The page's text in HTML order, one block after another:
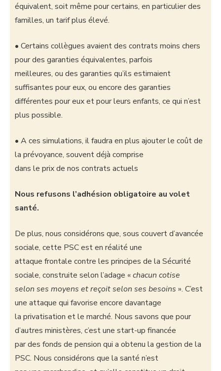
équivalent, soit même pour certains, en particulier des
familles, un tarif plus élevé.
• Certains collègues avaient des contrats moins chers
pour des garanties équivalentes, parfois
meilleures, ou des garanties qu’ils estimaient
suffisantes pour eux, ou encore des garanties
différentes pour eux et pour leurs enfants, ce qui n’est
plus possible.
• A ces simulations, il faudra en plus ajouter le coût de
la prévoyance, souvent déjà comprise
dans le prix de nos contrats actuels
Nous refusons l’adhésion obligatoire au volet
santé.
De plus, nous considérons que, sous couvert d’avancée
sociale, cette PSC est en réalité une
attaque frontale contre les principes de la Sécurité
sociale, construite selon l’adage «chacun cotise
selon ses moyens et reçoit selon ses besoins ». C’est
une attaque qui favorise encore davantage
la privatisation et le marché. Nous savons que pour
d’autres ministères, c’est une start-up financée
par des fonds de pension qui a obtenu la gestion de la
PSC. Nous considérons que la santé n’est